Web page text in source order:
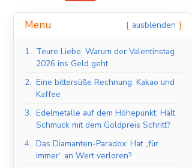
Menu ausblenden
1. Teure Liebe: Warum der Valentinstag
2026 ins Geld geht
2. Eine bittersüße Rechnung: Kakao und
Kaffee
3. Edelmetalle auf dem Höhepunkt: Hält
Schmuck mit dem Goldpreis Schritt?
4. Das Diamanten-Paradox: Hat „für
immer“ an Wert verloren?